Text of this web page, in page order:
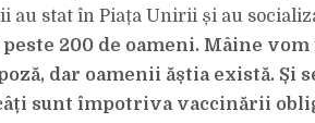
au stat în Piața Unirii și au
200 de oameni. Mâine
dar oamenii ăștia există. Și
sunt împotriva vaccinării